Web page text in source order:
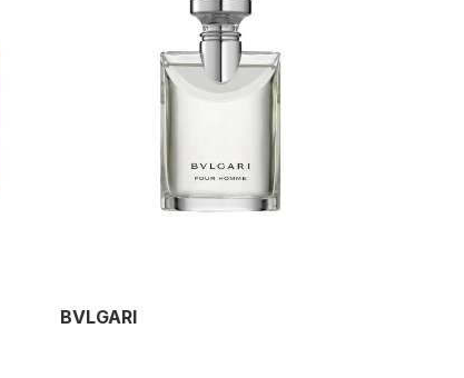
BVLGARI